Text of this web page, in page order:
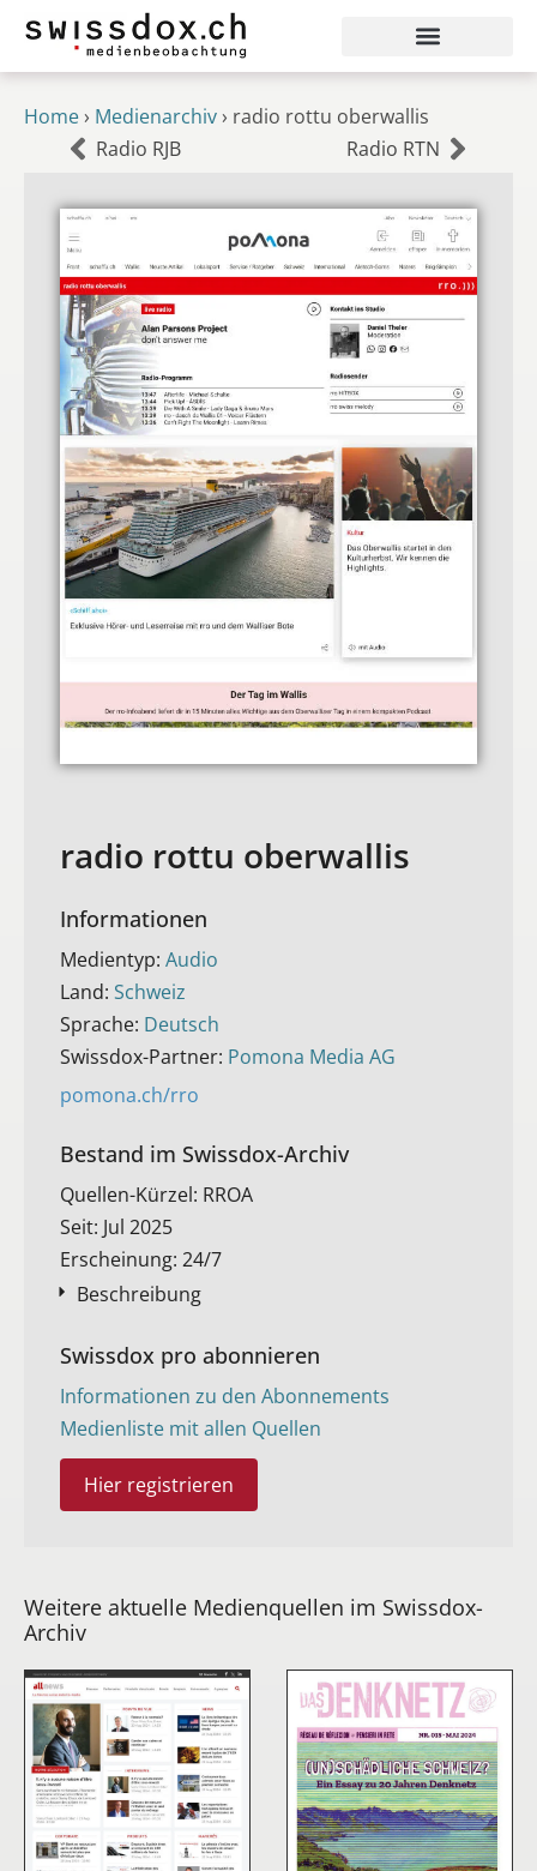
Home› Medienarchiv› radio rottu oberwallis
Radio RJB
Radio RTN
radio rottu oberwallis
Informationen
Medientyp: Audio
Land: Schweiz
Sprache: Deutsch
Swissdox-Partner: Pomona Media AG
pomona.ch/rro
Bestand im Swissdox-Archiv​
Quellen-Kürzel: RROA
Seit: Jul 2025
Erscheinung: 24/7
Beschreibung
Swissdox pro abonnieren
Informationen zu den Abonnements
Medienliste mit allen Quellen
Hier registrieren
Weitere aktuelle Medienquellen im Swissdox-
Archiv